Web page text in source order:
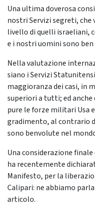
Una ultima doverosa
nostri Servizi segreti,
livello di quelli israeliani,
e i nostri uomini sono
Nella valutazione
siano i Servizi
maggioranza dei casi, in
superiori a tutti; ed anche
pure le forze militari Usa
gradimento, al contrario
sono benvolute nel
Una considerazione
ha recentemente
Manifesto, per la
Calipari: ne abbiamo
articolo.